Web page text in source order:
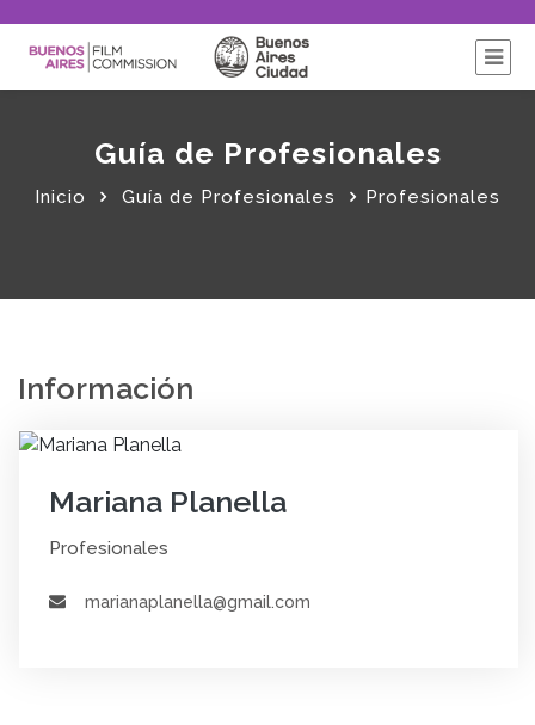
Guía de Profesionales
Inicio Guía de Profesionales Profesionales
Información
Mariana Planella
Profesionales
marianaplanella@gmail.com